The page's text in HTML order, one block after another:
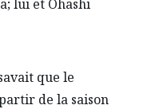
lui et Ohashi
que le
de la saison